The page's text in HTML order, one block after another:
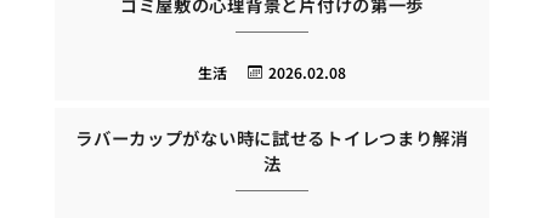
2026.02.08
生活
ラバーカップがない時に試せるトイレつまり解消
法